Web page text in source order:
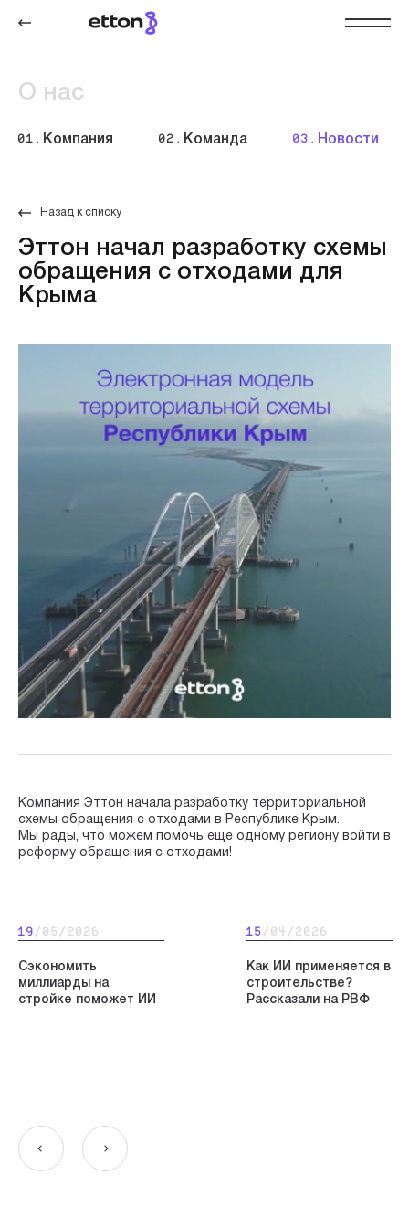
О нас
01. Компания 02. Команда 03. Новости
Назад к списку
Эттон начал разработку схемы
обращения с отходами для
Крыма
Компания Эттон начала разработку территориальной
схемы обращения с отходами в Республике Крым.
Мы рады, что можем помочь еще одному региону войти в
реформу обращения с отходами!
19 /05/2026
Сэкономить
миллиарды на
стройке поможет ИИ
15 /04/2026
Как ИИ применяется в
строительстве?
Рассказали на РВФ